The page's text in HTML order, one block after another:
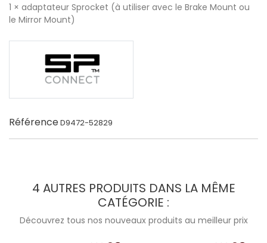
1 × adaptateur Sprocket (à utiliser avec le Brake Mount ou
le Mirror Mount)
RéférenceD9472-52829
4 AUTRES PRODUITS DANS LA MÊME
CATÉGORIE :
Découvrez tous nos nouveaux produits au meilleur prix